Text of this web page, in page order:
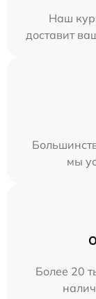
Наш
доставит
мы
Более 20